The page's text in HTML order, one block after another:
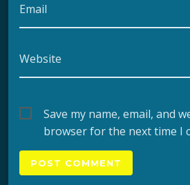
Email
Website
Save my name, email, and
browser for the next time I